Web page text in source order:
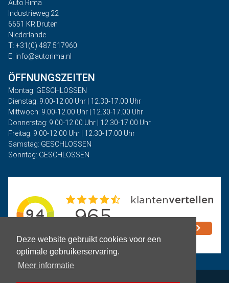
Deze website gebruikt cookies voor een
optimale gebruikerservaring.
Meer informatie
Auto Rima
Industrieweg 22
6651 KR Druten
Niederlande
T: +31(0) 487 517960
E: info@autorima.nl
ÖFFNUNGSZEITEN
Montag: GESCHLOSSEN
Dienstag: 9.00-12.00 Uhr | 12.30-17.00 Uhr
Mittwoch: 9.00-12.00 Uhr | 12.30-17.00 Uhr
Donnerstag: 9.00-12.00 Uhr | 12.30-17.00 Uhr
Freitag: 9.00-12.00 Uhr | 12.30-17.00 Uhr
Samstag: GESCHLOSSEN
Sonntag: GESCHLOSSEN